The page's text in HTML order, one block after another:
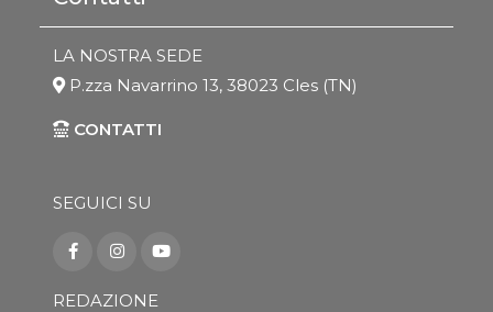
LA NOSTRA SEDE
P.zza Navarrino 13, 38023 Cles (TN)
CONTATTI
SEGUICI SU
REDAZIONE